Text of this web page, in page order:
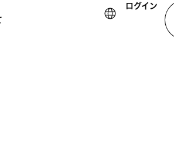
ログイン